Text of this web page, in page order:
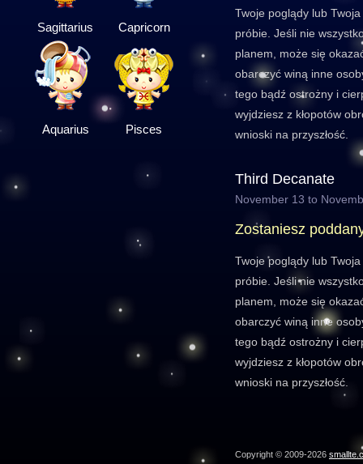
Sagittarius Capricorn
Aquarius Pisces
Twoje poglądy lub
próbie. Jeśli nie
planem, może się
obarczyć winą inne
tego bądź ostrożny i
wyjdziesz z kłopotów
wnioski na przyszłość.
Third Decanate
November 13 to
Zostaniesz
Twoje poglądy lub
próbie. Jeśli nie
planem, może się
obarczyć winą inne
tego bądź ostrożny i
wyjdziesz z kłopotów
wnioski na przyszłość.
Copyright © 2009-2026